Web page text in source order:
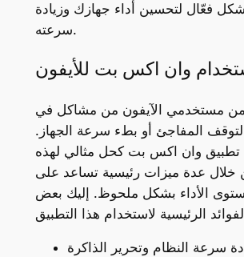
فعّال لتحسين أداء جهازك وزيادة
سرعته.
وان اكس بت للأيفون
من مستخدمي الآيفون من مشاكل في
التوقف المفاجئ أو بطء سرعة الجهاز.
تطبيق وان اكس بت كحل مثالي لهذه
خلال عدة ميزات رئيسية تساعد على
الأداء بشكل ملحوظ. إليك بعض